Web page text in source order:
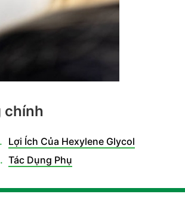
chính
Lợi Ích Của Hexylene Glycol
Tác Dụng Phụ